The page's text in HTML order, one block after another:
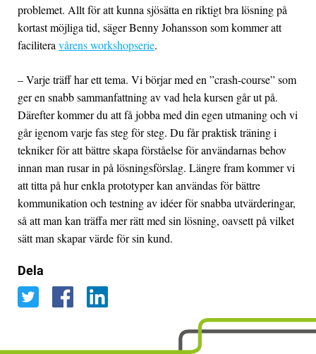
problemet. Allt för att kunna sjösätta en riktigt bra lösning på
kortast möjliga tid, säger Benny Johansson som kommer att
facilitera vårens workshopserie.
– Varje träff har ett tema. Vi börjar med en ”crash-course” som
ger en snabb sammanfattning av vad hela kursen går ut på.
Därefter kommer du att få jobba med din egen utmaning och vi
går igenom varje fas steg för steg. Du får praktisk träning i
tekniker för att bättre skapa förståelse för användarnas behov
innan man rusar in på lösningsförslag. Längre fram kommer vi
att titta på hur enkla prototyper kan användas för bättre
kommunikation och testning av idéer för snabba utvärderingar,
så att man kan träffa mer rätt med sin lösning, oavsett på vilket
sätt man skapar värde för sin kund.
Dela